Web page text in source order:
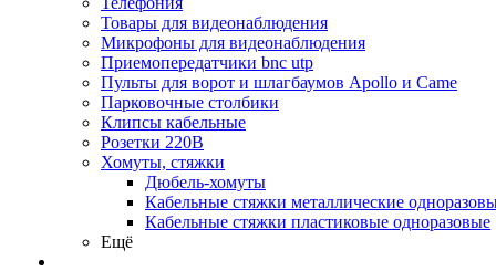
Товары для видеонаблюдения
Микрофоны для видеонаблюдения
Приемопередатчики bnc utp
Пульты для ворот и шлагбаумов Apollo и Came
Парковочные столбики
Клипсы кабельные
Розетки 220В
Хомуты, стяжки
Дюбель-хомуты
Кабельные стяжки металлические
Кабельные стяжки пластиковые одноразовые
Ещё